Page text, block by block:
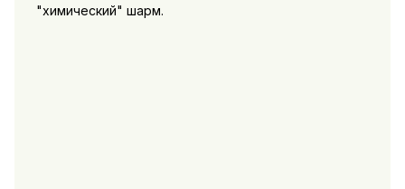
"химический" шарм.